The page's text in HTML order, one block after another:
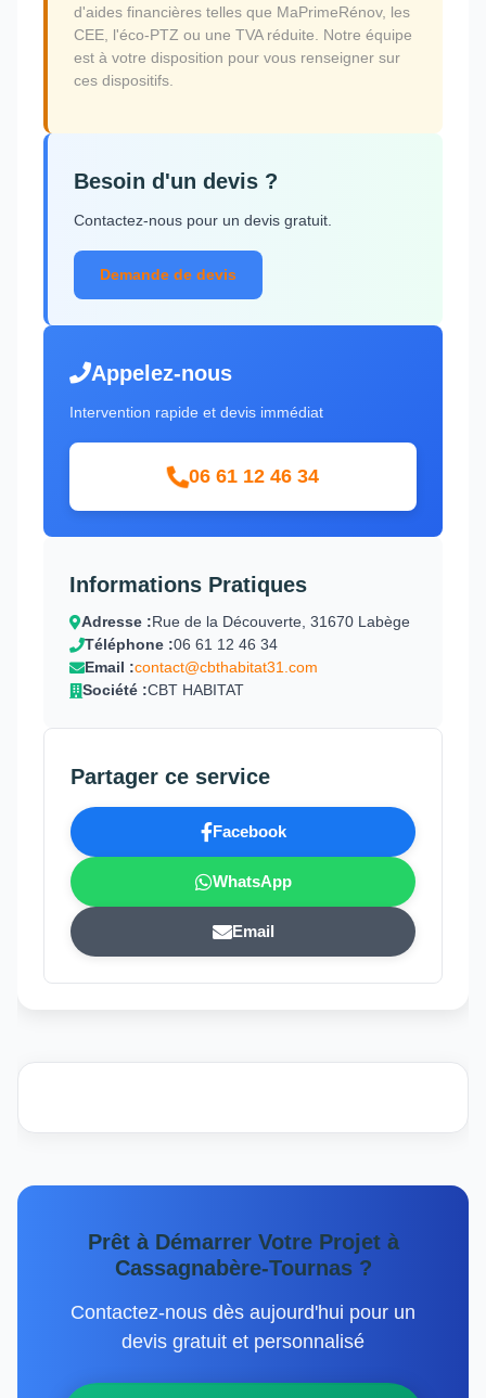
d'aides financières telles que MaPrimeRénov, les
CEE, l'éco-PTZ ou une TVA réduite. Notre équipe
est à votre disposition pour vous renseigner sur
ces dispositifs.
Besoin d'un devis ?
Contactez-nous pour un devis gratuit.
Demande de devis
Appelez-nous
Intervention rapide et devis immédiat
06 61 12 46 34
Informations Pratiques
Adresse :Rue de la Découverte, 31670 Labège
Téléphone :06 61 12 46 34
Email :contact@cbthabitat31.com
Société :CBT HABITAT
Partager ce service
Facebook
WhatsApp
Email
Prêt à Démarrer Votre Projet à
Cassagnabère-Tournas ?
Contactez-nous dès aujourd'hui pour un
devis gratuit et personnalisé